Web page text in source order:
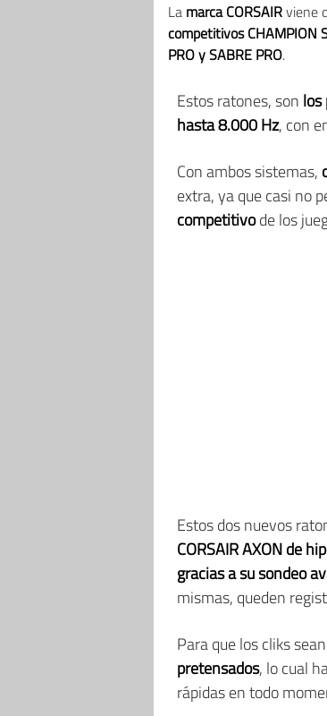
La marca CORSAIRviene
competitivos CHAMPION
PRO y SABRE PRO.
Estos ratones, son los
hasta 8.000 Hz, con
Con ambos sistemas,
extra, ya que casi no
competitivode los
Estos dos nuevos
CORSAIR AXON de
gracias a su sondeo
mismas, queden
Para que los cliks
pretensados, lo cual
rápidas en todo